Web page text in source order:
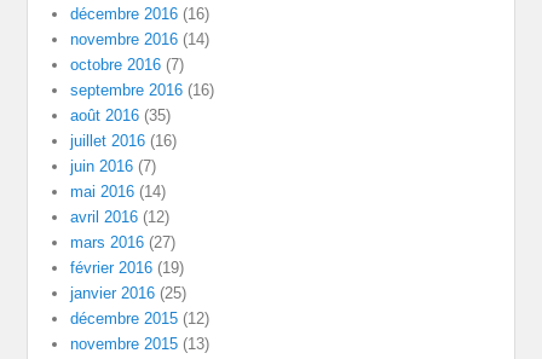
décembre 2016 (16)
novembre 2016 (14)
octobre 2016 (7)
septembre 2016 (16)
août 2016 (35)
juillet 2016 (16)
juin 2016 (7)
mai 2016 (14)
avril 2016 (12)
mars 2016 (27)
février 2016 (19)
janvier 2016 (25)
décembre 2015 (12)
novembre 2015 (13)